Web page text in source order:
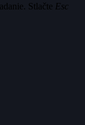
Stlačte Esc